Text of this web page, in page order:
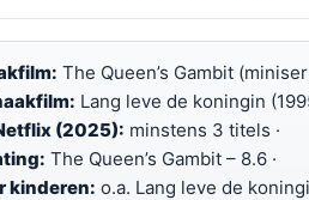
The Queen’s Gambit
Lang leve de koningin
(2025): minstens 3 titels ·
The Queen’s Gambit – 8.6 ·
kinderen: o.a. Lang leve de